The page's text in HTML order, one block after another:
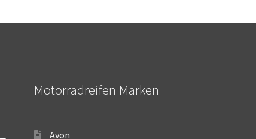
Motorradreifen Marken
Avon